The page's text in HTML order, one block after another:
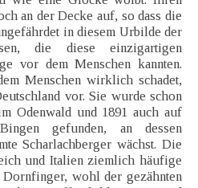
an der Decke auf, so dass die
in diesem Urbilde der
die diese einzigartigen
vor dem Menschen kannten.
Menschen wirklich schadet,
vor. Sie wurde schon
Odenwald und 1891 auch auf
gefunden, an dessen
Scharlachberger wächst. Die
und Italien ziemlich häufige
wohl der gezähnten